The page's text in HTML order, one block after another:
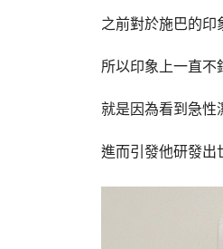
之前對於施巴的印
所以印象上一直不
就是因為看到急性
進而引發他研發出